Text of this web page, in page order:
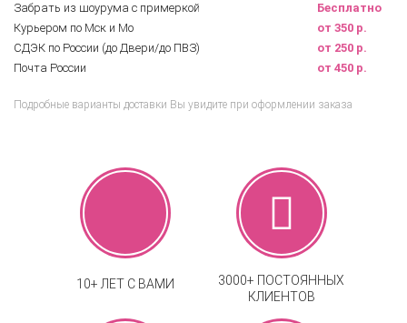
Забрать из шоурума с примеркой
Бесплатно
Курьером по Мск и Мо
от 350 р.
СДЭК по России (до Двери/до ПВЗ)
от 250 р.
Почта России
от 450 р.
Подробные варианты доставки Вы увидите при оформлении заказа
10+ ЛЕТ С ВАМИ
3000+ ПОСТОЯННЫХ
КЛИЕНТОВ